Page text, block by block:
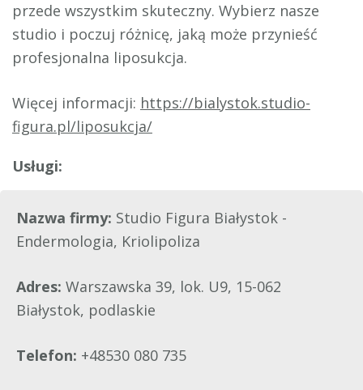
przede wszystkim skuteczny. Wybierz nasze
studio i poczuj różnicę, jaką może przynieść
profesjonalna liposukcja.
Więcej informacji: https://bialystok.studio-
figura.pl/liposukcja/
Nazwa firmy: Studio Figura Białystok -
Endermologia, Kriolipoliza
Adres: Warszawska 39, lok. U9, 15-062
Białystok, podlaskie
Telefon: +48530 080 735